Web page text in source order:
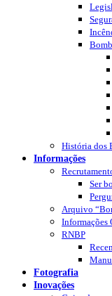
História dos
Informações
Ser
Arquivo
Informações
RNBP
Fotografia
Inovações